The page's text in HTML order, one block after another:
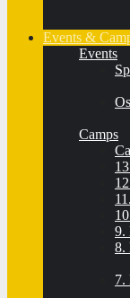
Events &
Events
Camps
9.
8.
7.